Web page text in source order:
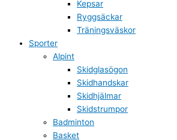
Kepsar
Ryggsäckar
Träningsväskor
Sporter
Alpint
Skidglasögon
Skidhandskar
Skidhjälmar
Skidstrumpor
Badminton
Basket